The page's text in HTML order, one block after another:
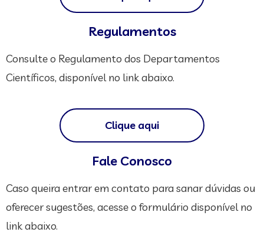
Regulamentos
Consulte o Regulamento dos Departamentos
Científicos, disponível no link abaixo.
Clique aqui
Fale Conosco
Caso queira entrar em contato para sanar dúvidas ou
oferecer sugestões, acesse o formulário disponível no
link abaixo.